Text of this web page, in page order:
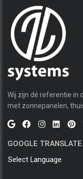
Wij zijn dé referentie in
met zonnepanelen,
GOOGLE TRANSLATE
Select Language